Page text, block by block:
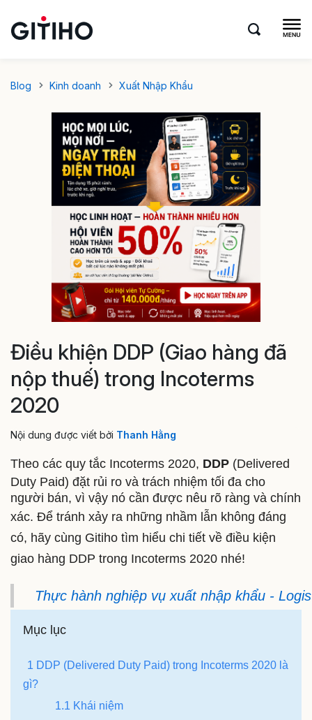
Blog Kinh doanh Xuất Nhập Khẩu
Điều khiện DDP (Giao hàng đã
nộp thuế) trong Incoterms
2020
Nội dung được viết bởi Thanh Hằng
Theo các quy tắc Incoterms 2020, DDP (Delivered
Duty Paid) đặt rủi ro và trách nhiệm tối đa cho
người bán, vì vậy nó cần được nêu rõ ràng và chính
xác. Để tránh xảy ra những nhầm lẫn không đáng
có, hãy cùng Gitiho tìm hiểu chi tiết về điều kiện
giao hàng DDP trong Incoterms 2020 nhé!
Thực hành nghiệp vụ xuất nhập khẩu -
Mục lục
1 DDP (Delivered Duty Paid) trong Incoterms 2020 là
gì?
1.1 Khái niệm